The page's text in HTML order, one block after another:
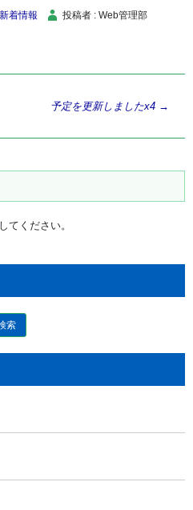
新着情報
投稿者 : Web管理部
予定を更新しましたx4 →
してください。